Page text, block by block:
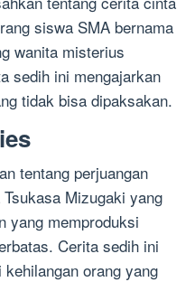
siswa SMA bernama
wanita misterius
sedih ini mengajarkan
tidak bisa dipaksakan.
tentang perjuangan
Mizugaki yang
yang memproduksi
Cerita sedih ini
orang yang